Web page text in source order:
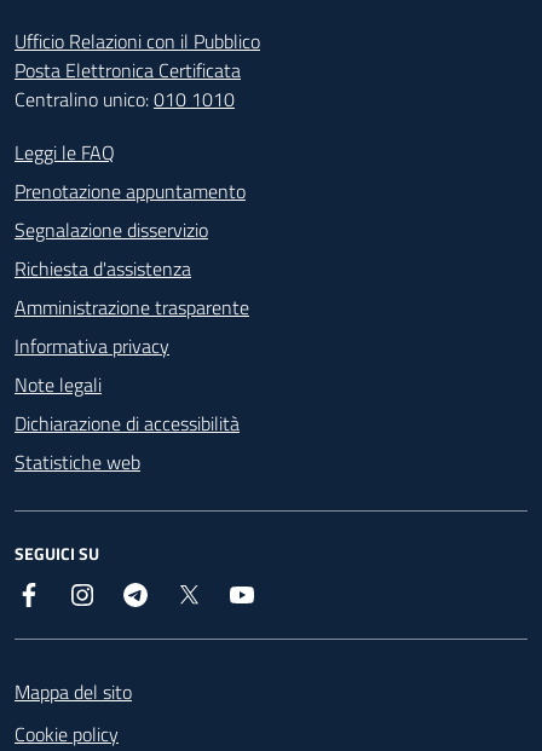
Ufficio Relazioni con il Pubblico
Posta Elettronica Certificata
Centralino unico:010 1010
Footer - Contatti
Leggi le FAQ
Prenotazione appuntamento
Segnalazione disservizio
Richiesta d'assistenza
Amministrazione trasparente
Informativa privacy
Note legali
Dichiarazione di accessibilità
Statistiche web
SEGUICI SU
Facebook InstagramTelegram
Mappa del sito
Cookie policy